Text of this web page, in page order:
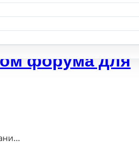
форума для